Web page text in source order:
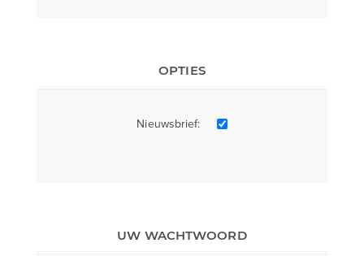
OPTIES
Nieuwsbrief:
UW WACHTWOORD